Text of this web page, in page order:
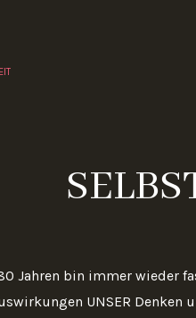
Jahren bin immer wieder
UNSER Denken